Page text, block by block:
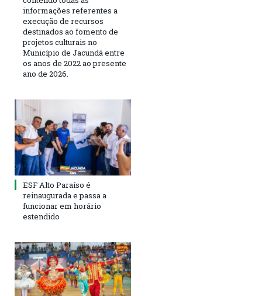
informações referentes a
execução de recursos
destinados ao fomento de
projetos culturais no
Município de Jacundá entre
os anos de 2022 ao presente
ano de 2026.
ESF Alto Paraíso é
reinaugurada e passa a
funcionar em horário
estendido